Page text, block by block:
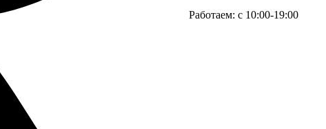
Работаем: c 10:00-19:00